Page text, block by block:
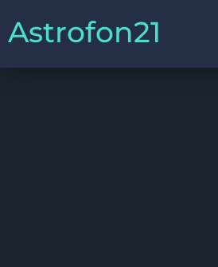
Astrofon21